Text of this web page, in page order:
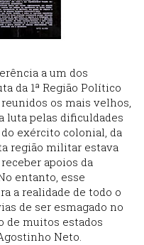
a um dos
da 1ª Região Político
os mais velhos,
luta pelas dificuldades
exército colonial, da
região militar estava
apoios da
entanto, esse
a realidade de todo o
de ser esmagado no
de muitos estados
Neto.